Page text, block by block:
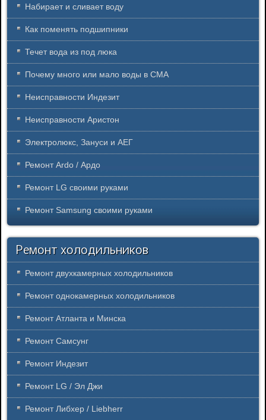
Набирает и сливает воду
Как поменять подшипники
Течет вода из под люка
Почему много или мало воды в СМА
Неисправности Индезит
Неисправности Аристон
Электролюкс, Зануси и АЕГ
Ремонт Ardo / Ардо
Ремонт LG своими руками
Ремонт Samsung своими руками
Ремонт холодильников
Ремонт двухкамерных холодильников
Ремонт однокамерных холодильников
Ремонт Атланта и Минска
Ремонт Самсунг
Ремонт Индезит
Ремонт LG / Эл Джи
Ремонт Либхер / Liebherr